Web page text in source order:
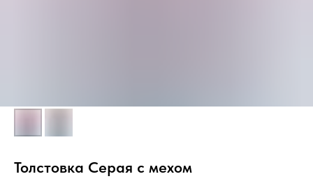
Толстовка Серая с мехом